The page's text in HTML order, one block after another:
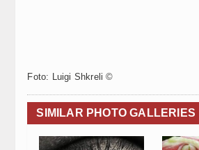
Foto: Luigi Shkreli ©
SIMILAR PHOTO GALLERIES